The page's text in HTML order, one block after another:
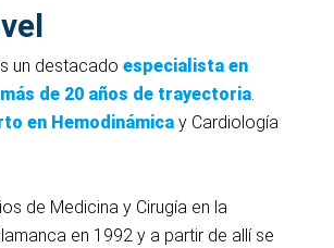
un destacado especialista en
más de 20 años de trayectoria.
en Hemodinámica y Cardiología
de Medicina y Cirugía en la
en 1992 y a partir de allí se